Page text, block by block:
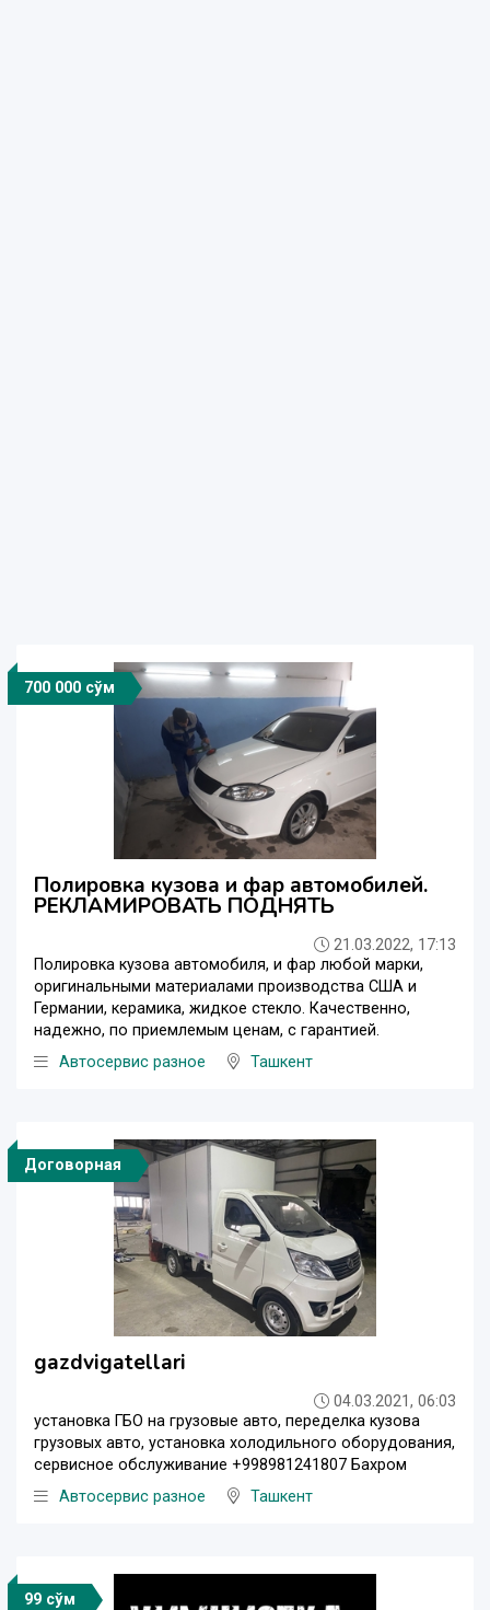
700 000 сўм
Полировка кузова и фар автомобилей.
РЕКЛАМИРОВАТЬ ПОДНЯТЬ
21.03.2022, 17:13
Полировка кузова автомобиля, и фар любой марки,
оригинальными материалами производства США и
Германии, керамика, жидкое стекло. Качественно,
надежно, по приемлемым ценам, с гарантией.
Автосервис разное
Ташкент
Договорная
gazdvigatellari
04.03.2021, 06:03
установка ГБО на грузовые авто, переделка кузова
грузовых авто, установка холодильного оборудования,
сервисное обслуживание +998981241807 Бахром
Автосервис разное
Ташкент
99 сўм